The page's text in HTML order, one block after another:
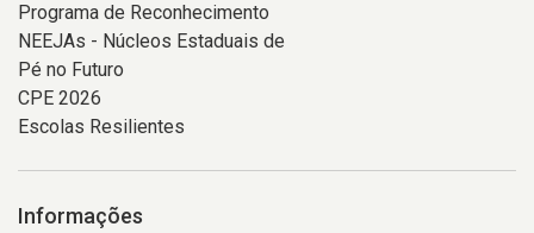
Programa de Reconhecimento
NEEJAs - Núcleos Estaduais de
Pé no Futuro
CPE 2026
Escolas Resilientes
Informações